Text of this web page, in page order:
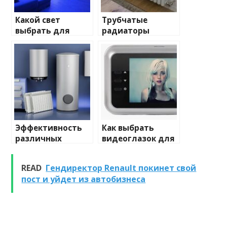
Какой свет
выбрать для
домашнего
освещения
Трубчатые
радиаторы
отопления: виды
и характеристики
Эффективность
различных
очистке и
промывке котлов
Как выбрать
видеоглазок для
READ Гендиректор Renault покинет свой
пост и уйдет из автобизнеса